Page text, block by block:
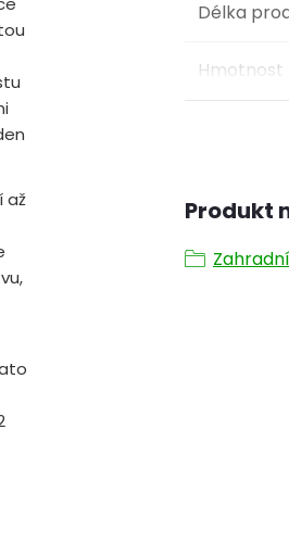
až
Délka
Hmotnost
Produkt